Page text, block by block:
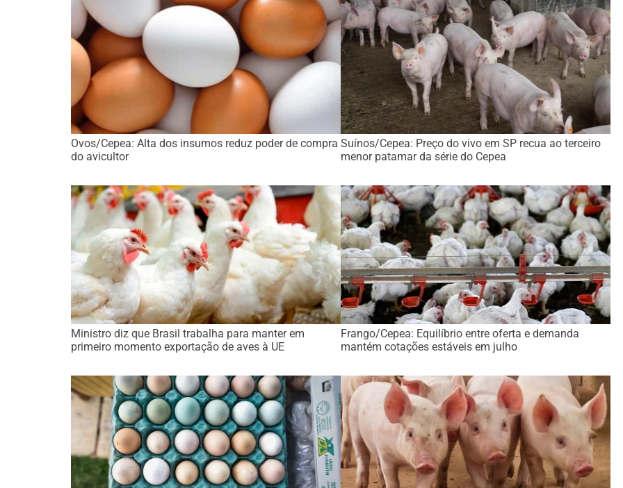
Ovos/Cepea: Alta dos insumos reduz poder de compra
do avicultor
Suínos/Cepea: Preço do vivo em SP recua ao terceiro
menor patamar da série do Cepea
Ministro diz que Brasil trabalha para manter em
primeiro momento exportação de aves à UE
Frango/Cepea: Equilíbrio entre oferta e demanda
mantém cotações estáveis em julho